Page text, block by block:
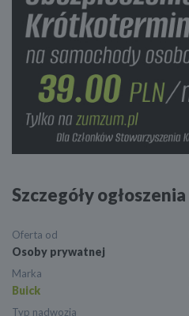
Szczegóły ogłoszenia
Oferta od
Osoby prywatnej
Marka
Buick
Typ nadwozia